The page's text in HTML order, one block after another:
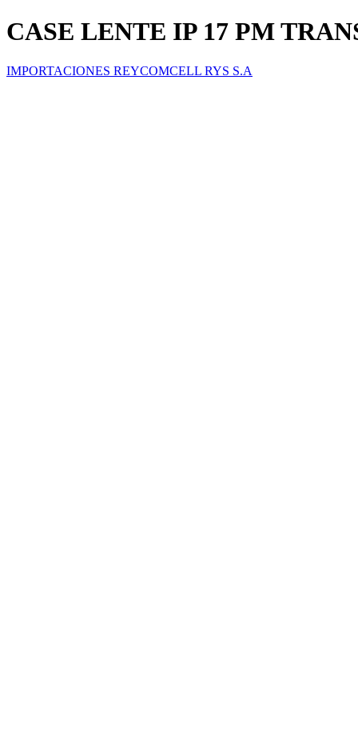
CASE LENTE IP 17 PM
IMPORTACIONES REYCOMCELL RYS S.A